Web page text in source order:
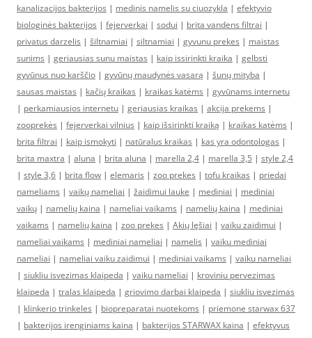
kanalizacijos bakterijos | medinis namelis su ciuozykla | efektyvio
biologinės bakterijos | fejerverkai | sodui | brita vandens filtrai |
privatus darzelis | šiltnamiai | siltnamiai | gyvunu prekes | maistas
sunims | geriausias sunu maistas | kaip issirinkti kraika | gelbsti
gyvūnus nuo karščio | gyvūnų maudynės vasarą | šunų mityba |
sausas maistas | kačių kraikas | kraikas katėms | gyvūnams internetu
| perkamiausios internetu | geriausias kraikas | akcija prekems |
zooprekės | fejerverkai vilnius | kaip išsirinkti kraiką | kraikas katėms |
brita filtrai | kaip ismokyti | natūralus kraikas | kas yra odontologas |
brita maxtra | aluna | brita aluna | marella 2,4 | marella 3,5 | style 2,4
| style 3,6 | brita flow | elemaris | zoo prekes | tofu kraikas | priedai
nameliams | vaikų nameliai | žaidimui lauke | mediniai | mediniai
vaikų | namelių kaina | nameliai vaikams | namelių kaina | mediniai
vaikams | namelių kaina | zoo prekes | Akių lęšiai | vaiku zaidimui |
nameliai vaikams | mediniai nameliai | namelis | vaiku mediniai
nameliai | nameliai vaiku zaidimui | mediniai vaikams | vaiku nameliai
| siukliu isvezimas klaipeda | vaiku nameliai | kroviniu pervezimas
klaipeda | tralas klaipeda | griovimo darbai klaipeda | siukliu isvezimas
| klinkerio trinkeles | biopreparatai nuotekoms | priemone starwax 637
| bakterijos irenginiams kaina | bakterijos STARWAX kaina | efektyvus